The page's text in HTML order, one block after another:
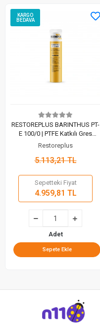
KARGO
BEDAVA
RESTOREPLUS BARINTHUS PT-
E 100/0 | PTFE Katkılı Gres
Içeren Yağlayıcı (400 Gr)
Restoreplus
5.113,21 TL
Sepetteki Fiyat
4.959,81 TL
Adet
Sepete Ekle